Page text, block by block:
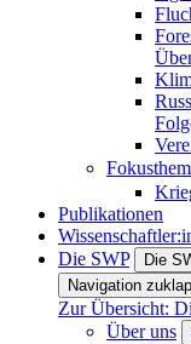
Publikationen
Die SWP
Die
Navigation
Zur Übersicht:
Über uns